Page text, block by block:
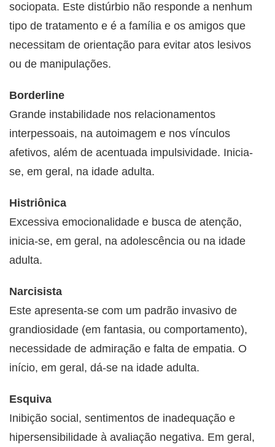
sociopata. Este distúrbio não responde a nenhum
tipo de tratamento e é a família e os amigos que
necessitam de orientação para evitar atos lesivos
ou de manipulações.
Borderline
Grande instabilidade nos relacionamentos
interpessoais, na autoimagem e nos vínculos
afetivos, além de acentuada impulsividade. Inicia-
se, em geral, na idade adulta.
Histriônica
Excessiva emocionalidade e busca de atenção,
inicia-se, em geral, na adolescência ou na idade
adulta.
Narcisista
Este apresenta-se com um padrão invasivo de
grandiosidade (em fantasia, ou comportamento),
necessidade de admiração e falta de empatia. O
início, em geral, dá-se na idade adulta.
Esquiva
Inibição social, sentimentos de inadequação e
hipersensibilidade à avaliação negativa. Em geral,